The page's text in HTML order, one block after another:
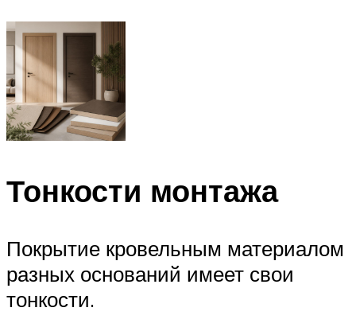
Тонкости монтажа
Покрытие кровельным материалом
разных оснований имеет свои
тонкости.